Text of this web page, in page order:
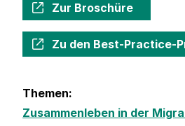
Zur Broschüre
Zu den Best-Practice-
Themen:
Zusammenleben in der